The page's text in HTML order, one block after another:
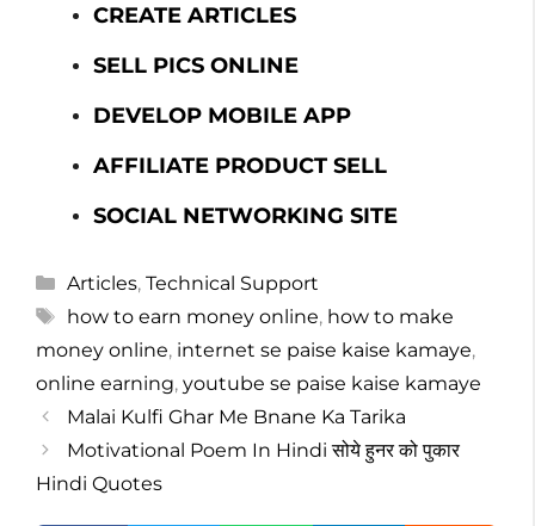
CREATE ARTICLES
SELL PICS ONLINE
DEVELOP MOBILE APP
AFFILIATE PRODUCT SELL
SOCIAL NETWORKING SITE
Categories
Articles, Technical Support
Tags
how to earn money online, how to make
money online, internet se paise kaise kamaye,
online earning, youtube se paise kaise kamaye
Malai Kulfi Ghar Me Bnane Ka Tarika
Motivational Poem In Hindi सोये हुनर को पुकार
Hindi Quotes